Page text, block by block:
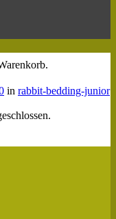
in rabbit-bedding-junior